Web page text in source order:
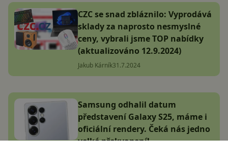
CZC se snad zbláznilo: Vyprodává
sklady za naprosto nesmyslné
ceny, vybrali jsme TOP nabídky
(aktualizováno 12.9.2024)
Jakub Kárník31.7.2024
Samsung odhalil datum
představení Galaxy S25, máme i
oficiální rendery. Čeká nás jedno
velké překvapení!